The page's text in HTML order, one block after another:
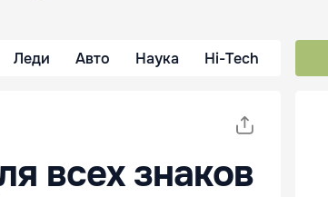
Леди Авто Наука Hi-Tech
всех знаков